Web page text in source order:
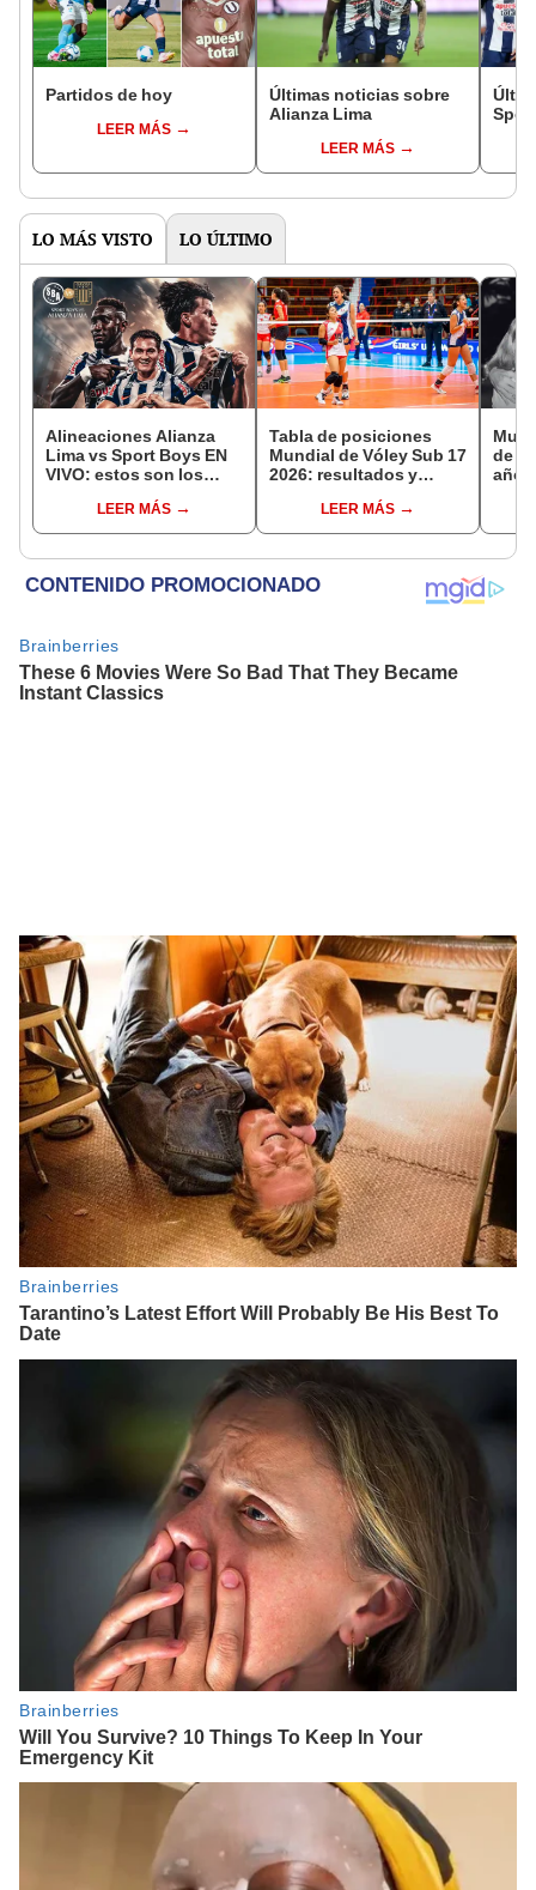
Partidos de hoy
LEER MÁS
Últimas noticias sobre
Alianza Lima
LEER MÁS
LO MÁS VISTO LO ÚLTIMO
Alineaciones Alianza
Lima vs Sport Boys EN
VIVO: estos son los
de hoy por el Torneo
Clausura de la Liga 1
LEER MÁS
Tabla de posiciones
Mundial de Vóley Sub 17
2026: resultados y
de gruposLEER MÁS
de